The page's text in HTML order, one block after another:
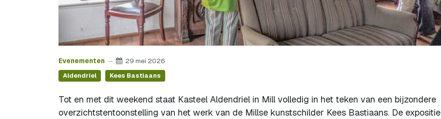
Evenementen 29 mei 2026
Aldendriel Kees Bastiaans
Tot en met dit weekend staat Kasteel Aldendriel in Mill volledig in het teken van een bijzondere
overzichtstentoonstelling van het werk van de Millse kunstschilder Kees Bastiaans. De expositie